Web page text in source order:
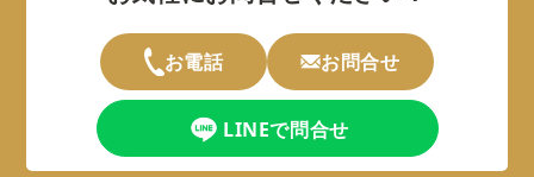
お電話 お問合せ
LINEで問合せ